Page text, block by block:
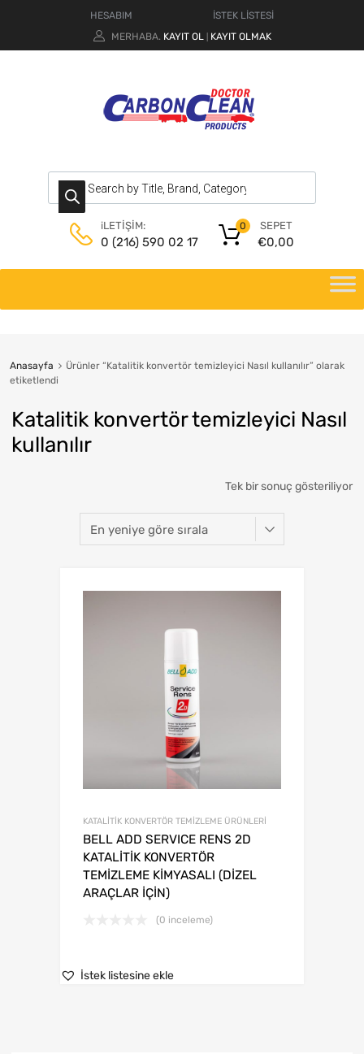
HESABIM
İSTEK LİSTESİ
MERHABA. KAYIT OL KAYIT OLMAK
iLETİŞİM:
0 (216) 590 02 17
SEPET
€0,00
0
Anasayfa
Ürünler “Katalitik konvertör temizleyici Nasıl kullanılır” olarak
etiketlendi
Katalitik konvertör temizleyici Nasıl
kullanılır
Tek bir sonuç gösteriliyor
KATALİTİK KONVERTÖR TEMİZLEME ÜRÜNLERİ
BELL ADD SERVICE RENS 2D
KATALİTİK KONVERTÖR
TEMİZLEME KİMYASALI (DİZEL
ARAÇLAR İÇİN)
(0 inceleme)
İstek listesine ekle